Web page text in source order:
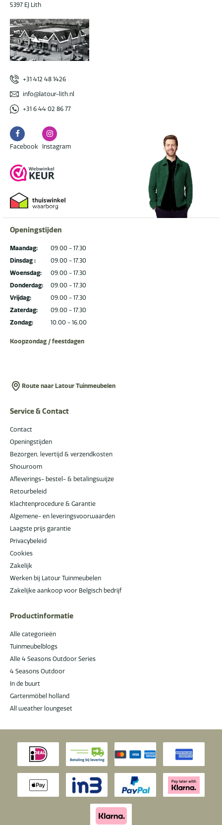
5397 EJ Lith
+31 412 48 1426
info@latour-lith.nl
+31 6 44 02 86 77
Facebook
Facebook
Instagram
Instagram
Openingstijden
Maandag:
Dinsdag :
Woensdag:
Donderdag:
Vrijdag:
Zaterdag:
Zondag:
09.00 - 17.30
09.00 - 17.30
09.00 - 17.30
09.00 - 17.30
09.00 - 17.30
09.00 - 17.30
10.00 - 16.00
Koopzondag / feestdagen
Route naar Latour Tuinmeubelen
Service & Contact
Contact
Openingstijden
Bezorgen, levertijd & verzendkosten
Showroom
Afleverings- bestel- & betalingswijze
Retourbeleid
Klachtenprocedure & Garantie
Algemene- en leveringsvoorwaarden
Laagste prijs garantie
Privacybeleid
Cookies
Zakelijk
Werken bij Latour Tuinmeubelen
Zakelijke aankoop voor Belgisch bedrijf
Productinformatie
Alle categorieën
Tuinmeubelblogs
Alle 4 Seasons Outdoor Series
4 Seasons Outdoor
In de buurt
Gartenmöbel holland
All weather loungeset